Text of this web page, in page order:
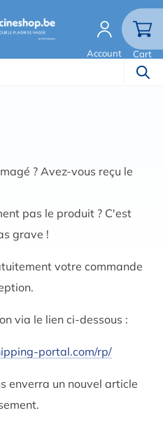
Account Cart
? Avez-vous reçu le
pas le produit ? C'est
grave !
votre commande
via le lien ci-dessous :
portal.com/rp/
enverra un nouvel article